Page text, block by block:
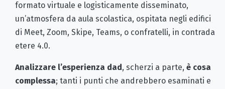
formato virtuale e logisticamente disseminato,
un’atmosfera da aula scolastica, ospitata negli edifici
di Meet, Zoom, Skipe, Teams, o confratelli, in contrada
etere 4.0.
Analizzare l’esperienza dad , scherzi a parte, è cosa
complessa; tanti i punti che andrebbero esaminati e